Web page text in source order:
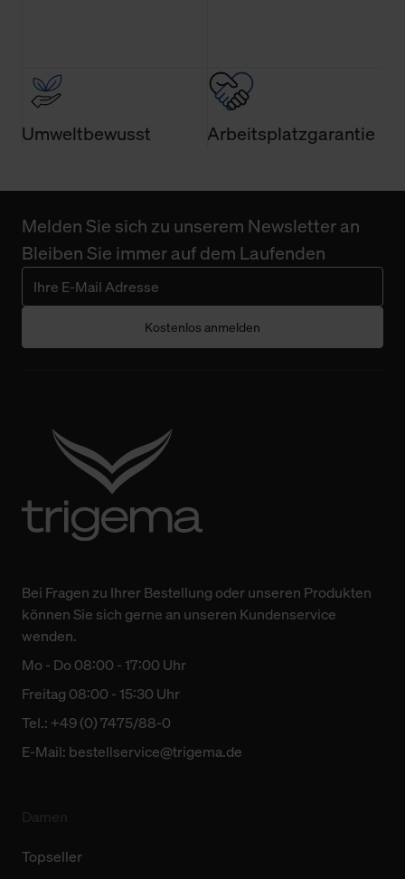
Umweltbewusst Arbeitsplatzgarantie
Melden Sie sich zu unserem Newsletter an
Bleiben Sie immer auf dem Laufenden
Kostenlos anmelden
Bei Fragen zu Ihrer Bestellung oder unseren Produkten
können Sie sich gerne an unseren Kundenservice
wenden.
Mo - Do 08:00 - 17:00 Uhr
Freitag 08:00 - 15:30 Uhr
Tel.: +49 (0) 7475/88-0
E-Mail: bestellservice@trigema.de
Topseller